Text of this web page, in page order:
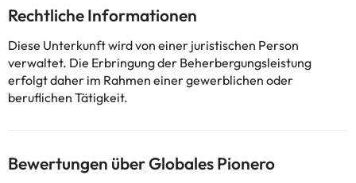
Fernseher, Wi-Fi-Verbindung, einen Balkon mit Außenblick und
ein komplettes Badezimmerezimmer mit Dusche und
Haartrockner.
Sie wohnen nur 400 m vom Strand Santa Ponça entfernt.
Darüber hinaus können Sie den Archäologischen Park - Puig de
Sa Morisca 1,3 km entfernt - besuchen.
Buchen Sie jetzt im
Globales Pionero 4* Hotel
Einige der detaillierten Dienstleistungen können bezahlt werden.
Sie können die Preise direkt in der Einrichtung überprüfen. Die
Rechtliche Informationen
Diese Unterkunft wird von einer juristischen Person
verwaltet. Die Erbringung der Beherbergungsleistung
erfolgt daher im Rahmen einer gewerblichen oder
beruflichen Tätigkeit.
Bewertungen über Globales Pionero